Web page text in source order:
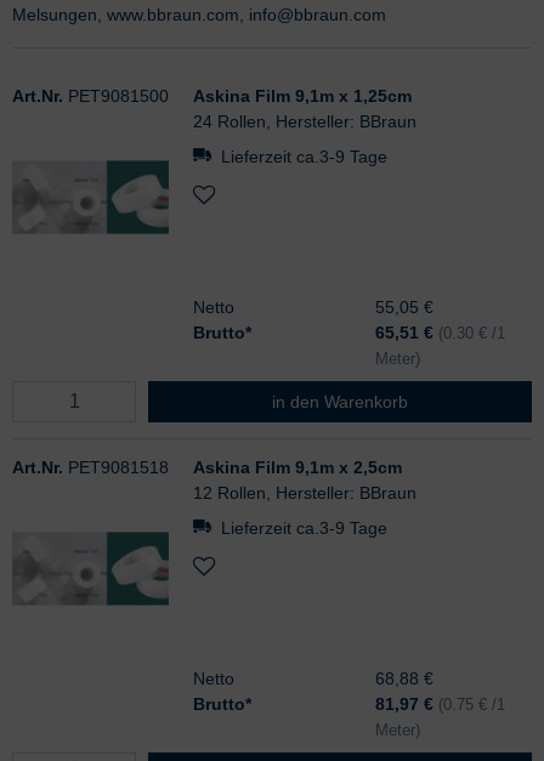
Melsungen, www.bbraun.com, info@bbraun.com
Art.Nr. PET9081500
Askina Film 9,1m x 1,25cm
24 Rollen, Hersteller: BBraun
Lieferzeit ca.3-9 Tage
Netto
55,05 €
Brutto*
65,51 € (0.30 € /1
Meter)
Askina Film 9,1m x 1,25cm
in den Warenkorb
Art.Nr. PET9081518
Askina Film 9,1m x 2,5cm
12 Rollen, Hersteller: BBraun
Lieferzeit ca.3-9 Tage
Netto
68,88 €
Brutto*
81,97 € (0.75 € /1
Meter)